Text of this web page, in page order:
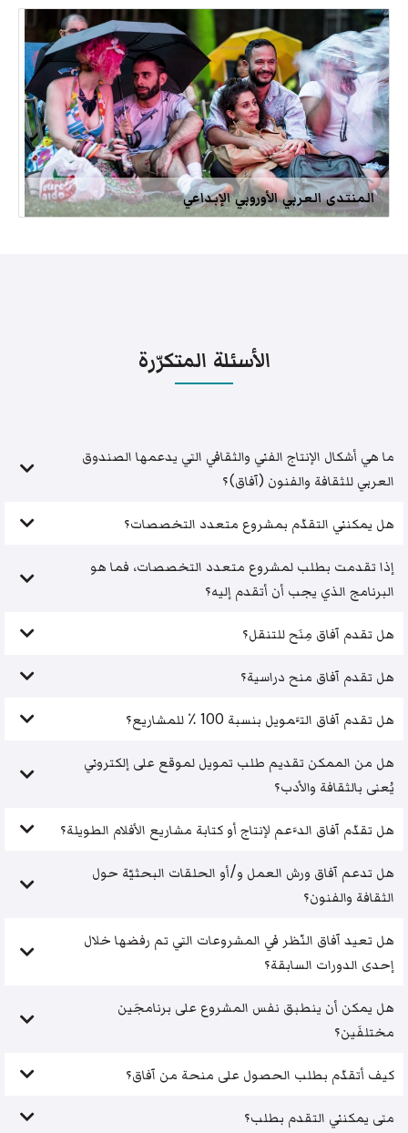
المنتدى العربي الأوروبي الإبداعي
الأسئلة المتكرّرة
ما هي أشكال الإنتاج الفني والثقافي التي يدعمها الصندوق
العربي للثقافة والفنون (آفاق)؟
هل يمكنني التقدّم بمشروع متعدد التخصصات؟
إذا تقدمت بطلب لمشروع متعدد التخصصات، فما هو
البرنامج الذي يجب أن أتقدم إليه؟
هل تقدم آفاق مِنَح للتنقل؟
هل تقدم آفاق منح دراسية؟
هل تقدم آفاق التَّمويل بنسبة 100 ٪ للمشاريع؟
هل من الممكن تقديم طلب تمويل لموقع على إلكتروني
يُعنى بالثقافة والأدب؟
هل تقدّم آفاق الدَّعم لإنتاج أو كتابة مشاريع الأفلام الطويلة؟
هل تدعم آفاق ورش العمل و/أو الحلقات البحثيّة حول
الثقافة والفنون؟
هل تعيد آفاق النّظر في المشروعات التي تم رفضها خلال
إحدى الدورات السابقة؟
هل يمكن أن ينطبق نفس المشروع على برنامجَين
مختلفَين؟
كيف أتقدّم بطلب الحصول على منحة من آفاق؟
متى يمكنني التقدم بطلب؟